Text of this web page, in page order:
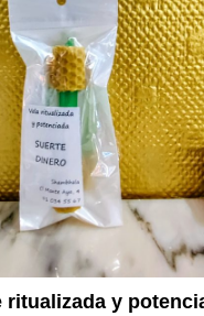
ritualizada y